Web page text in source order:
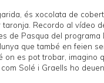
és xocolata de
taronja. Recordo al vídeo
de Pasqua del programa
que també en feien
on es pot trobar, imagino
Solé i Graells ho